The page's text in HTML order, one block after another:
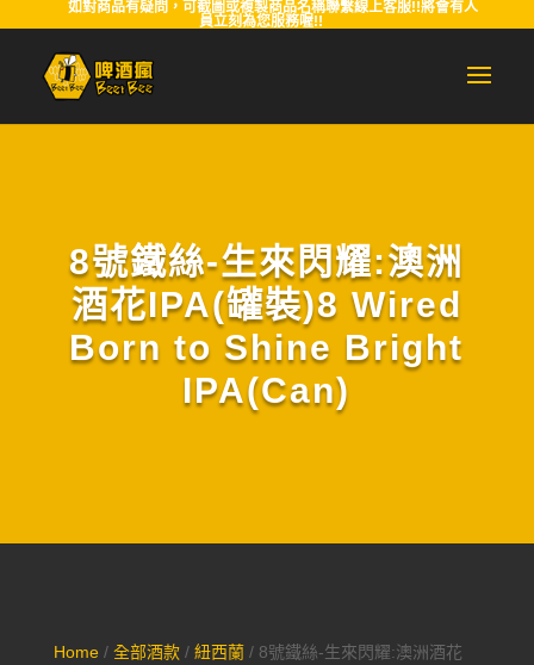
如對商品有疑問，可截圖或複製商品名稱聯繫線上客服!!將會有人
員立刻為您服務喔!!
8號鐵絲-生來閃耀:澳洲
酒花IPA(罐裝)8 Wired
Born to Shine Bright
IPA(Can)
Home/ 全部酒款/ 紐西蘭/ 8號鐵絲-生來閃耀:澳洲酒花